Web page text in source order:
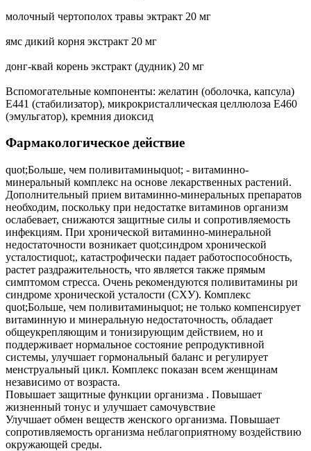
молочный чертополох травы эктракт 20 мг
ямс дикий корня экстракт 20 мг
донг-квай корень экстракт (дудник) 20 мг
Вспомогательные компоненты: желатин (оболочка, капсула)
Е441 (стабилизатор), микрокристаллическая целлюлоза Е460
(эмульгатор), кремния диоксид
Фармакологическое действие
quot;Больше, чем поливитаминыquot; - витаминно-
минеральный комплекс на основе лекарственных растений.
Дополнительный прием витаминно-минеральных препаратов
необходим, поскольку при недостатке витаминов организм
ослабевает, снижаются защитные силы и сопротивляемость
инфекциям. При хронической витаминно-минеральной
недостаточности возникает quot;синдром хронической
усталостиquot;, катастрофически падает работоспособность,
растет раздражительность, что является также прямым
симптомом стресса. Очень рекомендуются поливитамины ри
синдроме хронической усталости (СХУ). Комплекс
quot;Больше, чем поливитаминыquot; не только компенсирует
витаминную и минеральную недостаточность, обладает
общеукрепляющим и тонизирующим действием, но и
поддерживает нормальное состояние репродуктивной
системы, улучшает гормональный баланс и регулирует
менструальный цикл. Комплекс показан всем женщинам
независимо от возраста.
Повышает защитные функции организма . Повышает
жизненный тонус и улучшает самочувствие
Улучшает обмен веществ женского организма. Повышает
сопротивляемость организма неблагоприятному воздействию
окружающей среды.